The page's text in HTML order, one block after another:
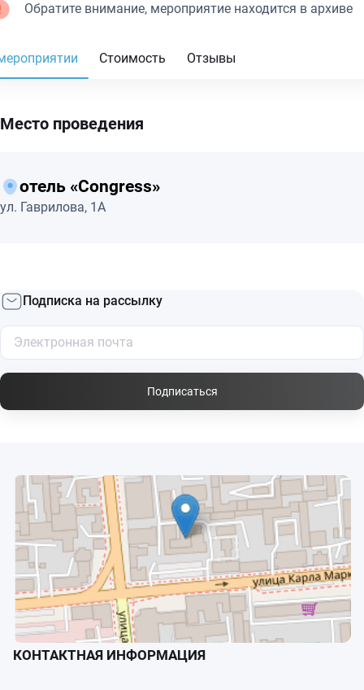
Обратите внимание, мероприятие находится в архиве
Стоимость Отзывы
Место проведения
отель «Congress»
ул. Гаврилова, 1А
Подписка на рассылку
Подписаться
КОНТАКТНАЯ ИНФОРМАЦИЯ